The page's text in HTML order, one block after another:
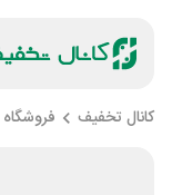
کانال تخفیف فروشگاه